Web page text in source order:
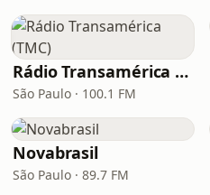
Rádio Transamérica (TMC)
São Paulo · 100.1 FM
Novabrasil
São Paulo · 89.7 FM